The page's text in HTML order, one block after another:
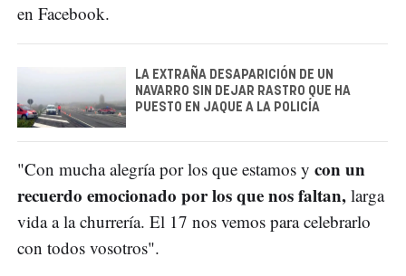
en Facebook.
LA EXTRAÑA DESAPARICIÓN DE UN
NAVARRO SIN DEJAR RASTRO QUE HA
PUESTO EN JAQUE A LA POLICÍA
"Con mucha alegría por los que estamos y con un
recuerdo emocionado por los que nos faltan, larga
vida a la churrería. El 17 nos vemos para celebrarlo
con todos vosotros".